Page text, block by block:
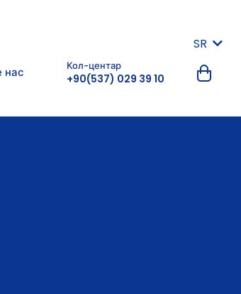
SR
нас Кол-центар
+90(537) 029 39 10